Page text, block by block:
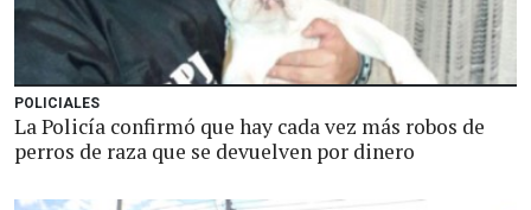
POLICIALES
La Policía confirmó que hay cada vez más robos de
perros de raza que se devuelven por dinero